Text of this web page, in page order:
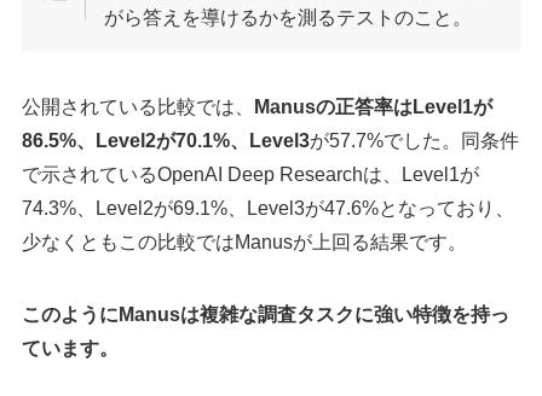
がら答えを導けるかを測るテストのこと。
公開されている比較では、
Manusの正答率はLevel1が
86.5%、Level2が70.1%、Level3が57.7%でした。同条件
で示されているOpenAI Deep Researchは、Level1が
74.3%、Level2が69.1%、Level3が47.6%となっており、
少なくともこの比較ではManusが上回る結果です。
このようにManusは複雑な調査タスクに強い特徴を持っ
ています。